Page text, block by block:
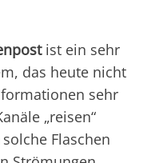
ist ein sehr
das heute nicht
sehr
„reisen“
Flaschen